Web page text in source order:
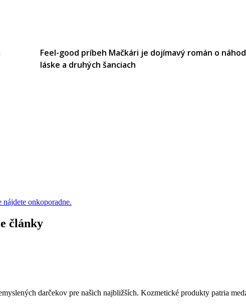
Feel-good príbeh Mačkári je dojímavý román o
láske a druhých šanciach
onkoporadne.
články
darčekov pre našich najbližších. Kozmetické produkty patria